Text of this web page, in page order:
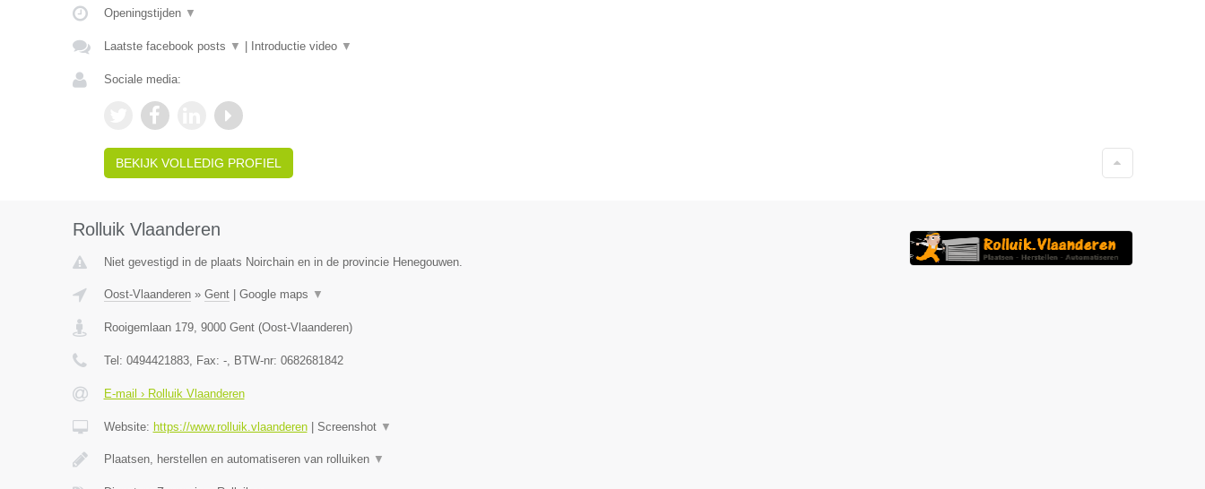
Openingstijden ▼
Laatste facebook posts ▼ Introductie video ▼
Sociale media:
BEKIJK VOLLEDIG PROFIEL
Rolluik Vlaanderen
Niet gevestigd in de plaats Noirchain en in de provincie Henegouwen.
Oost-Vlaanderen» Gent| Google maps ▼
Rooigemlaan 179, 9000 Gent(Oost-Vlaanderen)
Tel: 0494421883, Fax: -, BTW-nr: 0682681842
E-mail › Rolluik Vlaanderen
Website: https://www.rolluik.vlaanderen| Screenshot ▼
Plaatsen, herstellen en automatiseren van rolluiken ▼